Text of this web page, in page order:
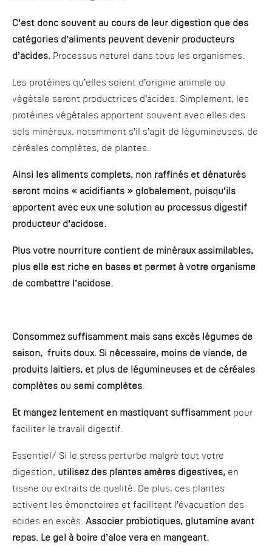
C’est donc souvent au cours de leur digestion que des
catégories d’aliments peuvent devenir producteurs
d’acides. Processus naturel dans tous les organismes.
Les protéines qu’elles soient d’origine animale ou
végétale seront productrices d’acides. Simplement, les
protéines végétales apportent souvent avec elles des
sels minéraux, notamment s’il s’agit de légumineuses, de
céréales complètes, de plantes.
Ainsi les aliments complets, non raffinés et dénaturés
seront moins « acidifiants » globalement, puisqu’ils
apportent avec eux une solution au processus digestif
producteur d’acidose.
Plus votre nourriture contient de minéraux assimilables,
plus elle est riche en bases et permet à votre organisme
de combattre l’acidose.
Consommez suffisamment mais sans excès légumes de
saison, fruits doux. Si nécessaire, moins de viande, de
produits laitiers, et plus de légumineuses et de céréales
complètes ou semi complètes.
Et mangez lentement en mastiquant suffisamment pour
faciliter le travail digestif.
Essentiel/ Si le stress perturbe malgré tout votre
digestion, utilisez des plantes amères digestives, en
tisane ou extraits de qualité. De plus, ces plantes
activent les émonctoires et facilitent l’évacuation des
acides en excès. Associer probiotiques, glutamine avant
repas. Le gel à boire d’aloe vera en mangeant.